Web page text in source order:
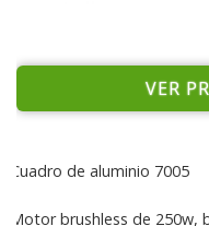
VER
Cuadro de aluminio 7005
Motor brushless de 250w,